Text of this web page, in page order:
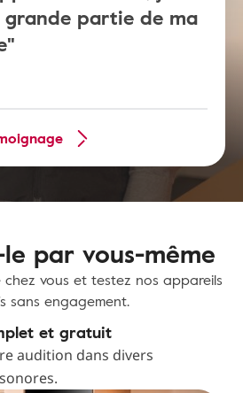
partie de ma
par vous-même
chez vous et testez nos appareils
sans engagement.
et gratuit
audition dans divers